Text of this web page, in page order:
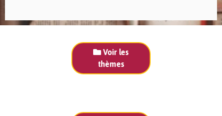
Voir les
thèmes